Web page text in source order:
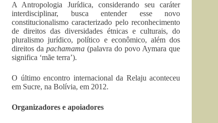
A Antropologia Jurídica, considerando seu caráter
interdisciplinar, busca entender esse novo
constitucionalismo caracterizado pelo reconhecimento
de direitos das diversidades étnicas e culturais, do
pluralismo jurídico, político e econômico, além dos
direitos dapachamama(palavra do povo Aymara que
significa ‘mãe terra’).
O último encontro internacional da Relaju aconteceu
em Sucre, na Bolívia, em 2012.
Organizadores e apoiadores